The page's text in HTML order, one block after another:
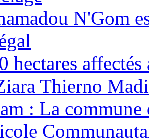
N'Gom
hectares
Thierno
: La